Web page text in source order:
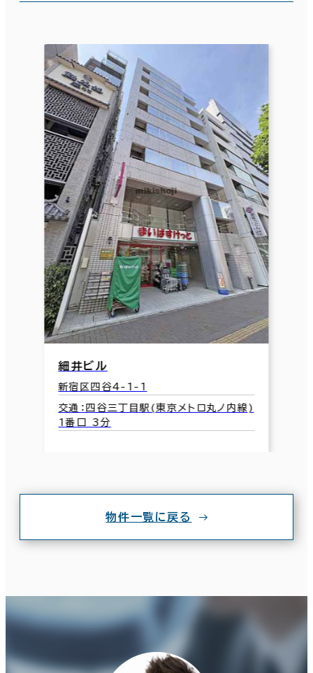
細井ビル
新宿区四谷4-1-1
交通：四谷三丁目駅(東京メトロ丸ノ内線)
1番口 3分
物件一覧に戻る